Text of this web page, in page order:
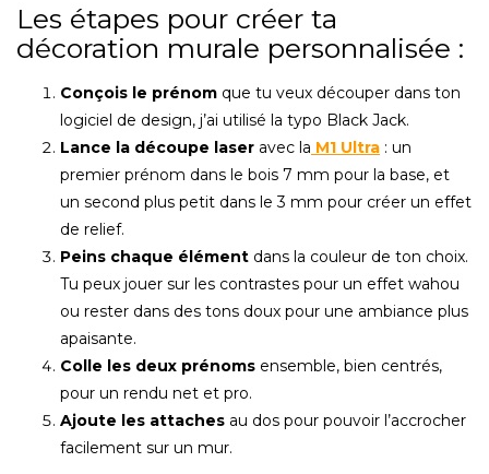
Les étapes pour créer ta
décoration murale personnalisée :
Conçois le prénom que tu veux découper dans ton
logiciel de design, j’ai utilisé la typo Black Jack.
Lance la découpe laser avec la M1 Ultra : un
premier prénom dans le bois 7 mm pour la base, et
un second plus petit dans le 3 mm pour créer un effet
de relief.
Peins chaque élément dans la couleur de ton choix.
Tu peux jouer sur les contrastes pour un effet wahou
ou rester dans des tons doux pour une ambiance plus
apaisante.
Colle les deux prénoms ensemble, bien centrés,
pour un rendu net et pro.
Ajoute les attaches au dos pour pouvoir l’accrocher
facilement sur un mur.